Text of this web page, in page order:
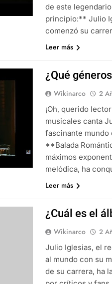
de este
principio:** Julio
comenzó su
Leer más
¿Qué
Wikinarco 2
¡Oh, querido
musicales canta
fascinante mundo
**Balada
máximos
melódica, ha
Leer más
¿Cuál es el
Wikinarco 2
Julio Iglesias, el
al mundo con su
de su carrera, ha